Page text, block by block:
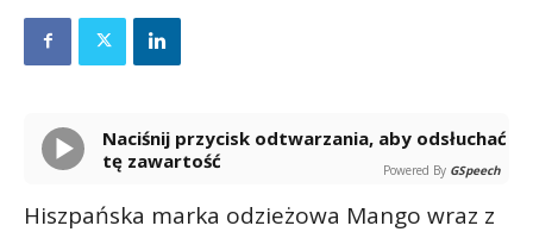
Naciśnij przycisk odtwarzania, aby odsłuchać
tę zawartość
Powered By GSpeech
Hiszpańska marka odzieżowa Mango wraz z